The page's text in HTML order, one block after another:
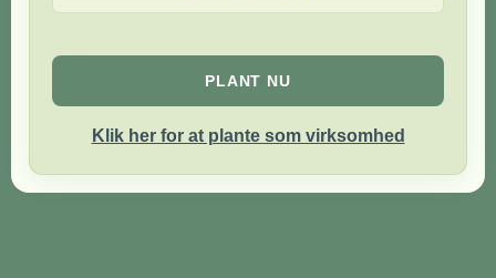
PLANT NU
Klik her for at plante som virksomhed